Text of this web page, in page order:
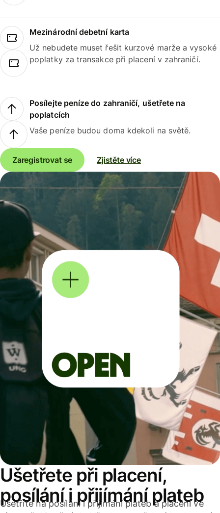
Mezinárodní debetní karta
Už nebudete muset řešit kurzové marže a vysoké
poplatky za transakce při placení v zahraničí.
Posílejte peníze do zahraničí, ušetřete na
poplatcích
Vaše peníze budou doma kdekoli na světě.
Zaregistrovat se Zjistěte více
Ušetřete při placení,
posílání i přijímání plateb
Ušetříte na posílání i přijímání plateb a placení ve